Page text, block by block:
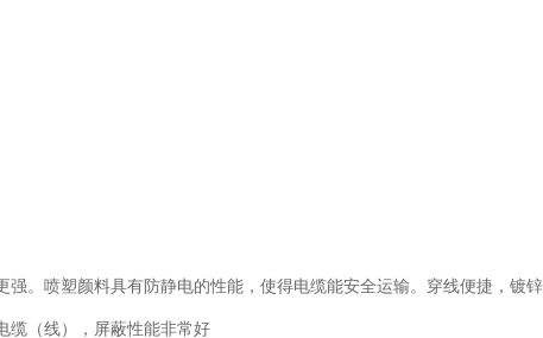
。喷塑颜料具有防静电的性能，使得电缆能安全运输。穿线便捷，镀锌
缆（线），屏蔽性能非常好